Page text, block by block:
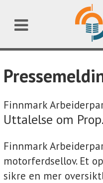
Finnmark
Uttalelse om
Finnmark
motorferdsellov. Et
sikre en mer